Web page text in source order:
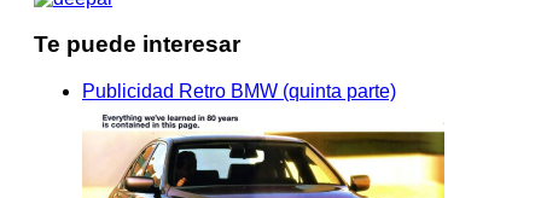
Te puede interesar
Publicidad Retro BMW (quinta parte)